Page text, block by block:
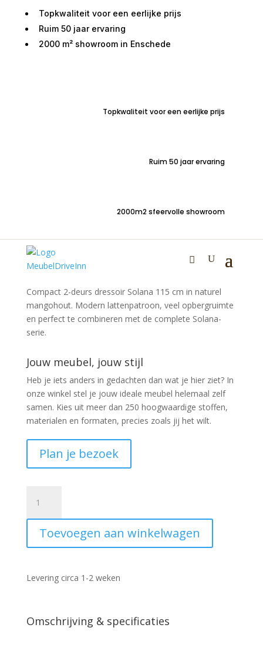
Topkwaliteit voor een eerlijke prijs
Ruim 50 jaar ervaring
2000 m² showroom in Enschede
Topkwaliteit voor een eerlijke prijs
Ruim 50 jaar ervaring
2000m2 sfeervolle showroom
mangohout naturel
€ 645,00
Compact 2-deurs dressoir Solana 115 cm in naturel
mangohout. Modern lattenpatroon, veel opbergruimte
en perfect te combineren met de complete Solana-
serie.
Jouw meubel, jouw stijl
Heb je iets anders in gedachten dan wat je hier ziet? In
onze winkel stel je jouw ideale meubel helemaal zelf
samen. Kies uit meer dan 250 hoogwaardige stoffen,
materialen en formaten, precies zoals jij het wilt.
Plan je bezoek
Solana
mangohout
naturel
115cm
Toevoegen aan winkelwagen
Levering circa 1-2 weken
Omschrijving & specificaties